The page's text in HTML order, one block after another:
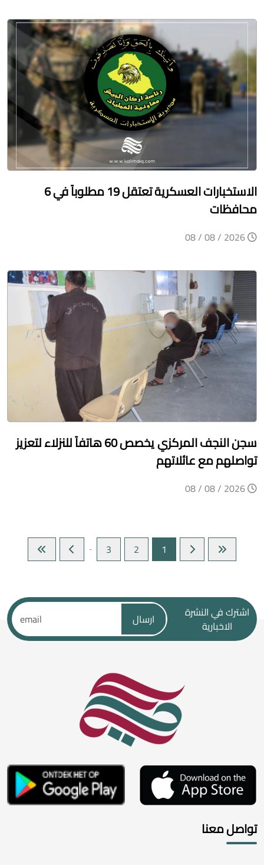
الاستخبارات العسكرية تعتقل 19 مطلوباً في 6
محافظات
سجن النجف المركزي يخصص 60 هاتفاً للنزلاء لتعزيز
تواصلهم مع عائلاتهم
1
2
3
اشترك في النشرة
الاخبارية
ارسال
تواصل معنا